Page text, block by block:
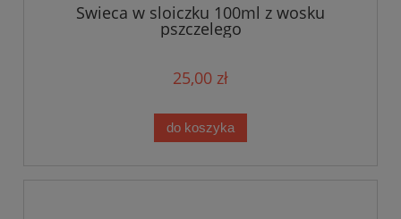
Swieca w sloiczku 100ml z wosku
pszczelego
25,00 zł
do koszyka